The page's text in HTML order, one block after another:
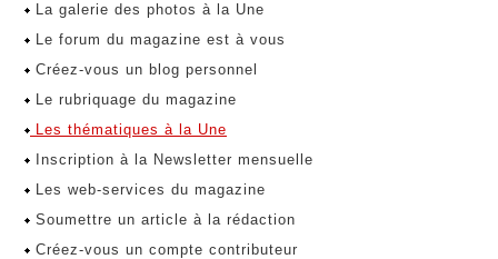
La galerie des photos à la Une
Le forum du magazine est à vous
Créez-vous un blog personnel
Le rubriquage du magazine
Les thématiques à la Une
Inscription à la Newsletter mensuelle
Les web-services du magazine
Soumettre un article à la rédaction
Créez-vous un compte contributeur